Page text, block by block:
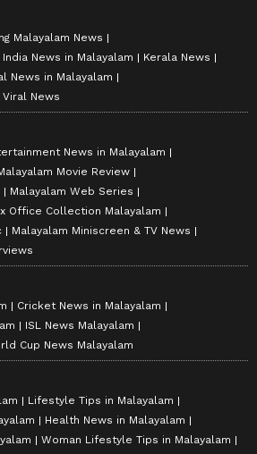
Malayalam News
India News in Malayalam
Kerala News
News in Malayalam
Viral News
News in Malayalam
Movie Review
Malayalam Web Series
Office Collection Malayalam
Malayalam Miniscreen & TV News
Cricket News in Malayalam
ISL News Malayalam
Cup News Malayalam
Lifestyle Tips in Malayalam
Health News in Malayalam
Woman Lifestyle Tips in Malayalam